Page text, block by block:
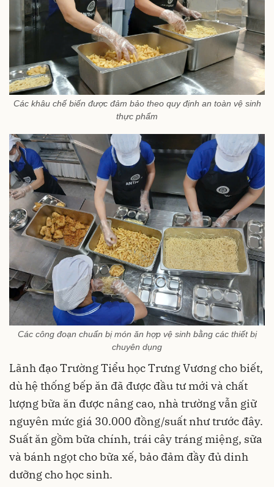
Các khâu chế biến được đảm bảo theo quy định an toàn vệ sinh
thực phẩm
Các công đoạn chuẩn bị món ăn hợp vệ sinh bằng các thiết bị
chuyên dụng
Lãnh đạo Trường Tiểu học Trưng Vương cho biết,
dù hệ thống bếp ăn đã được đầu tư mới và chất
lượng bữa ăn được nâng cao, nhà trường vẫn giữ
nguyên mức giá 30.000 đồng/suất như trước đây.
Suất ăn gồm bữa chính, trái cây tráng miệng, sữa
và bánh ngọt cho bữa xế, bảo đảm đầy đủ dinh
dưỡng cho học sinh.